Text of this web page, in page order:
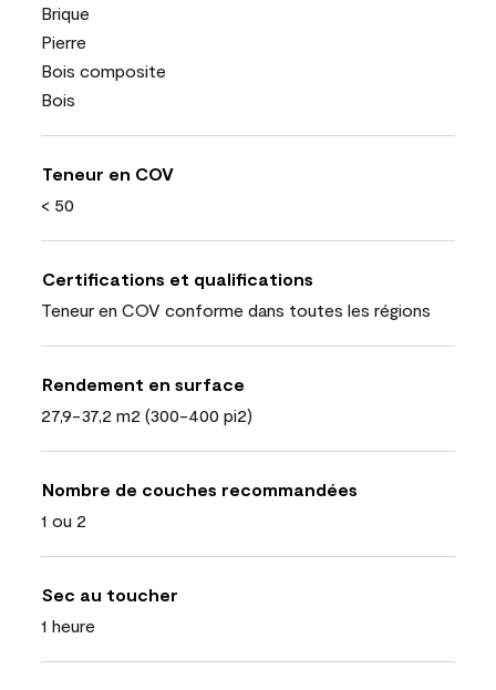
Brique
Pierre
Bois composite
Bois
Teneur en COV
< 50
Certifications et qualifications
Teneur en COV conforme dans toutes les régions
Rendement en surface
27,9-37,2 m2 (300-400 pi2)
Nombre de couches recommandées
1 ou 2
Sec au toucher
1 heure